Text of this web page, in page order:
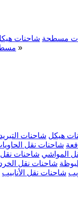
مسطحة شاحنات
»
هيكل شاحنات التبريد
شاحنات نقل
المواشي شاحنات نقل
شاحنات نقل
شاحنات نقل الأنابيب